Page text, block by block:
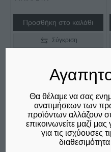
Προσθήκη στο καλάθι
Σύγκριση
προϊόν
πολλαπλές
Θα θέλαμε να σας
ανατιμήσεων των
προϊόντων αλλάζουν
επικοινωνείτε μαζί
για τις ισχύουσες